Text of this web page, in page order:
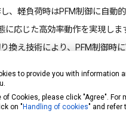
、軽負荷時はPFM制御に自動
に応じた高効率動作を実現しま
換え技術により、PFM制御時
より、従来の降圧型スイッチン
しやすく、また、過大な負荷電
to provide you with information
of Cookies, please click "Agree". For
on " Handling of cookies" and refer